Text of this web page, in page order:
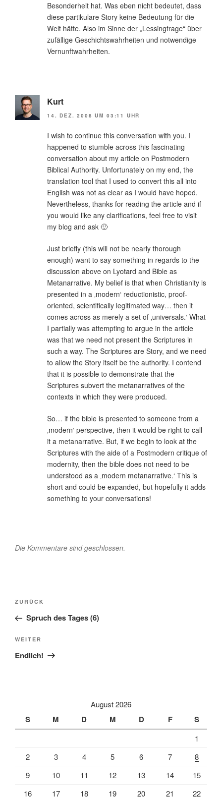
Besonderheit hat. Was eben nicht bedeutet, dass
diese partikulare Story keine Bedeutung für die
Welt hätte. Also im Sinne der „Lessingfrage“ über
zufällige Geschichtswahrheiten und notwendige
Vernunftwahrheiten.
Kurt
14. DEZ. 2008 UM 03:11 UHR
I wish to continue this conversation with you. I
happened to stumble across this fascinating
conversation about my article on Postmodern
Biblical Authority. Unfortunately on my end, the
translation tool that I used to convert this all into
English was not as clear as I would have hoped.
Nevertheless, thanks for reading the article and if
you would like any clarifications, feel free to visit
my blog and ask 🙂
Just briefly (this will not be nearly thorough
enough) want to say something in regards to the
discussion above on Lyotard and Bible as
Metanarrative. My belief is that when Christianity is
presented in a ‚modern‘ reductionistic, proof-
oriented, scientifically legitimated way… then it
comes across as merely a set of ‚universals.‘ What
I partially was attempting to argue in the article
was that we need not present the Scriptures in
such a way. The Scriptures are Story, and we need
to allow the Story itself be the authority. I contend
that it is possible to demonstrate that the
Scriptures subvert the metanarratives of the
contexts in which they were produced.
So… if the bible is presented to someone from a
‚modern‘ perspective, then it would be right to call
it a metanarrative. But, if we begin to look at the
Scriptures with the aide of a Postmodern critique of
modernity, then the bible does not need to be
understood as a ‚modern metanarrative.‘ This is
short and could be expanded, but hopefully it adds
something to your conversations!
Die Kommentare sind geschlossen.
Beitragsnavigation
Vorheriger
Beitrag
ZURÜCK
Spruch des Tages (6)
Nächster
Beitrag
WEITER
Endlich!
August 2026
S M D M D F S
1
2
3 4 5 6 7
8
9
10 11 12 13 14
15
16
17 18 19 20 21 22